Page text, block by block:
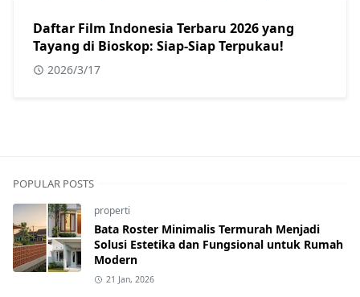
Daftar Film Indonesia Terbaru 2026 yang
Tayang di Bioskop: Siap-Siap Terpukau!
2026/3/17
POPULAR POSTS
properti
Bata Roster Minimalis Termurah Menjadi
Solusi Estetika dan Fungsional untuk Rumah
Modern
21 Jan, 2026